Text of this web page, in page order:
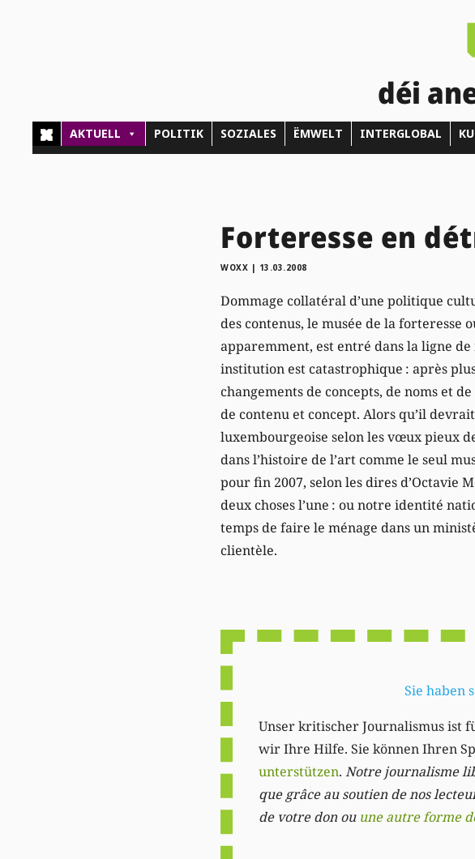
déi
AKTUELL POLITIK SOZIALES ËMWELT INTERGLOBAL
Forteresse en
WOXX | 13.03.2008
Dommage collatéral d’une politique
des contenus, le musée de la forteresse
apparemment, est entré dans la ligne
institution est catastrophique : après
changements de concepts, de noms et
de contenu et concept. Alors qu’il
luxembourgeoise selon les vœux pieux
dans l’histoire de l’art comme le seul
pour fin 2007, selon les dires d’Octavie
deux choses l’une : ou notre identité
temps de faire le ménage dans un
clientèle.
Sie haben
Unser kritischer Journalismus ist
wir Ihre Hilfe. Sie können Ihren
unterstützen. Notre journalisme
que grâce au soutien de nos
de votre don ou une autre forme